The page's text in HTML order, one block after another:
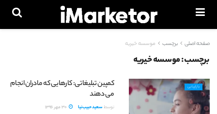
صفحه اصلی برچسب موسسه خیریه
برچسب:موسسه خیریه
بازاریابی
کمپین تبلیغاتی: کارهایی که مادران انجام
می دهند
توسط سعید حبیب‌نیا